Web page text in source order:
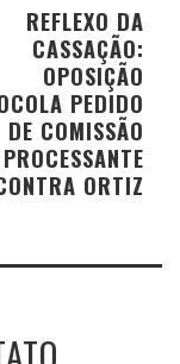
REFLEXO DA
CASSAÇÃO:
OPOSIÇÃO
PEDIDO
DE COMISSÃO
PROCESSANTE
ORTIZ